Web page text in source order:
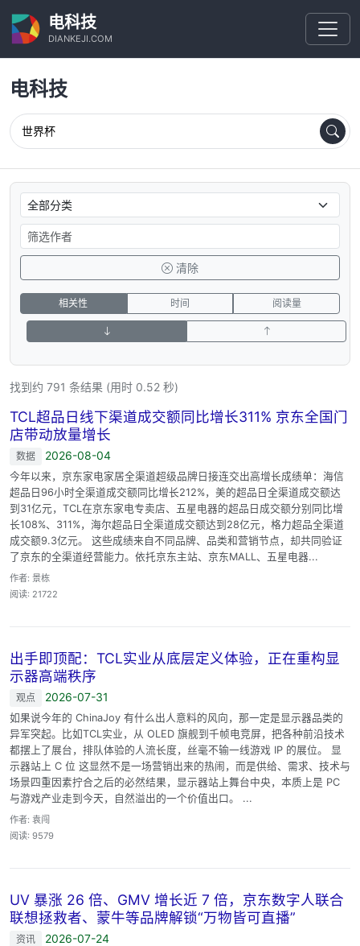
电科技
DIANKEJI.COM
电科技
清除
相关性 时间 阅读量
找到约 791 条结果 (用时 0.52 秒)
TCL超品日线下渠道成交额同比增长311% 京东全国门
店带动放量增长
数据 2026-08-04
今年以来，京东家电家居全渠道超级品牌日接连交出高增长成绩单：海信
超品日96小时全渠道成交额同比增长212%，美的超品日全渠道成交额达
到31亿元，TCL在京东家电专卖店、五星电器的超品日成交额分别同比增
长108%、311%，海尔超品日全渠道成交额达到28亿元，格力超品全渠道
成交额9.3亿元。 这些成绩来自不同品牌、品类和营销节点，却共同验证
了京东的全渠道经营能力。依托京东主站、京东MALL、五星电器...
作者: 景栋
阅读: 21722
出手即顶配：TCL实业从底层定义体验，正在重构显
示器高端秩序
观点 2026-07-31
如果说今年的 ChinaJoy 有什么出人意料的风向，那一定是显示器品类的
异军突起。比如TCL实业，从 OLED 旗舰到千帧电竞屏，把各种前沿技术
都摆上了展台，排队体验的人流长度，丝毫不输一线游戏 IP 的展位。 显
示器站上 C 位 这显然不是一场营销出来的热闹，而是供给、需求、技术与
场景四重因素拧合之后的必然结果，显示器站上舞台中央，本质上是 PC
与游戏产业走到今天，自然溢出的一个价值出口。 ...
作者: 袁闯
阅读: 9579
UV 暴涨 26 倍、GMV 增长近 7 倍，京东数字人联合
联想拯救者、蒙牛等品牌解锁“万物皆可直播”
资讯 2026-07-24